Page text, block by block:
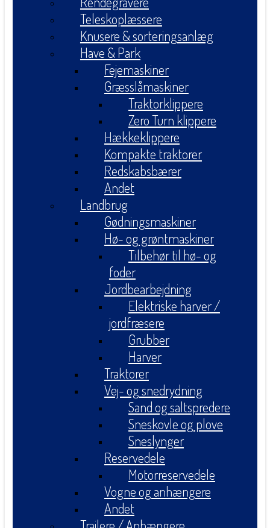
Teleskoplæssere
Knusere & sorteringsanlæg
Have & Park
Fejemaskiner
Græsslåmaskiner
Traktorklippere
Zero Turn klippere
Hækkeklippere
Kompakte traktorer
Redskabsbærer
Andet
Landbrug
Gødningsmaskiner
Hø- og grøntmaskiner
Tilbehør til hø- og
foder
Jordbearbejdning
Elektriske harver /
jordfræsere
Grubber
Harver
Traktorer
Vej- og snedrydning
Sand og saltspredere
Sneskovle og plove
Sneslynger
Reservedele
Motorreservedele
Vogne og anhængere
Andet